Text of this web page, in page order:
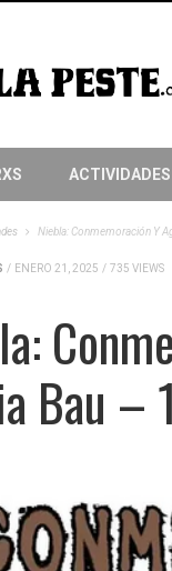
ACTIVIDADES
Niebla: Conmemoración Y
/ ENERO 21, 2025 / 735 VIEWS
Bau –